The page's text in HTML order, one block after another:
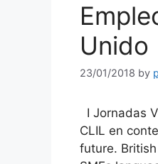
Unido
23/01/2018 by
I Jornadas
CLIL en
future.